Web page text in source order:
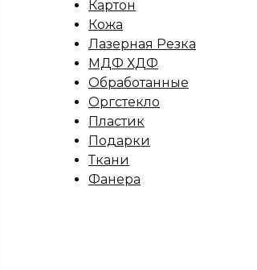
Картон
Кожа
Лазерная Резка
МДФ ХДФ
Обработанные
Оргстекло
Пластик
Подарки
Ткани
Фанера